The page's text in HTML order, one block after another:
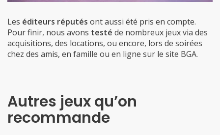
Leséditeurs réputésont aussi été pris en compte.
Pour finir, nous avons
testé
de nombreux jeux via des
acquisitions, des locations, ou encore, lors de soirées
chez des amis, en famille ou en ligne sur le site BGA.
recommande